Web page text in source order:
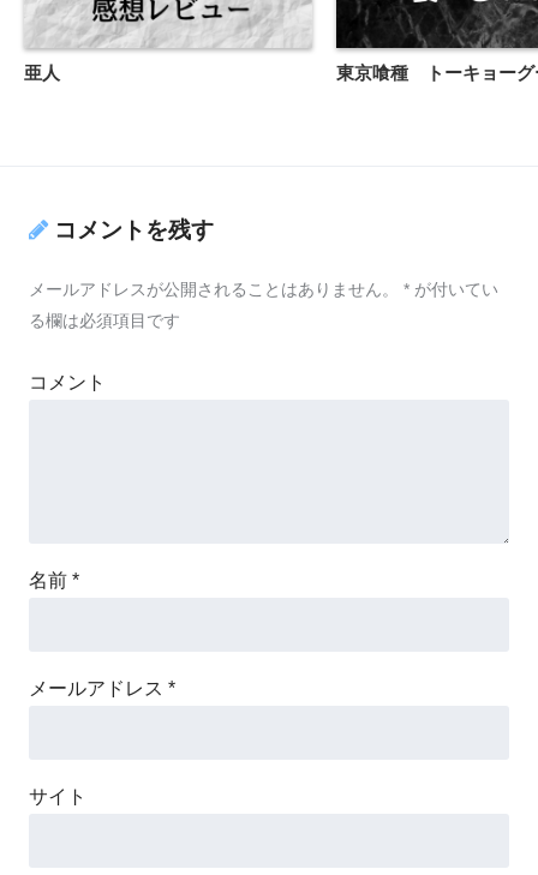
亜人 東京喰種 トーキョーグ
コメントを残す
メールアドレスが公開されることはありません。 * が付いてい
る欄は必須項目です
コメント
名前 *
メールアドレス *
サイト